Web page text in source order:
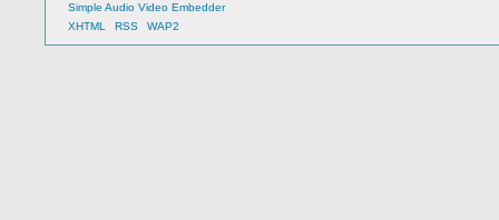
Simple Audio Video Embedder
XHTML
RSS WAP2